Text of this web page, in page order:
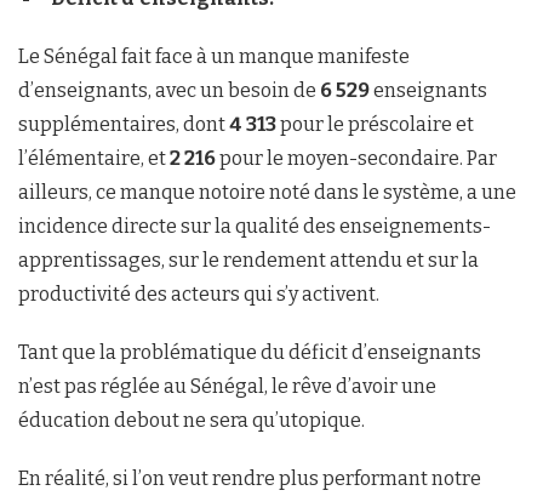
Le Sénégal fait face à un manque manifeste
d’enseignants, avec un besoin de 6 529enseignants
supplémentaires, dont4 313pour le préscolaire et
l’élémentaire, et2 216pour le moyen-secondaire. Par
ailleurs, ce manque notoire noté dans le système, a une
incidence directe sur la qualité des enseignements-
apprentissages, sur le rendement attendu et sur la
productivité des acteurs qui s’y activent.
Tant que la problématique du déficit d’enseignants
n’est pas réglée au Sénégal, le rêve d’avoir une
éducation debout ne sera qu’utopique.
En réalité, si l’on veut rendre plus performant notre